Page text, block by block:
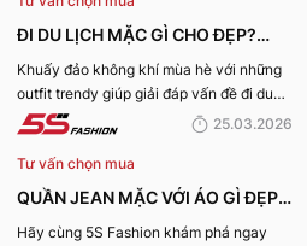
ĐI DU LỊCH MẶC GÌ CHO ĐẸP?
NHỮNG MÓN ĐỒ KHÔNG THỂ
THIẾU CHO CHUYẾN DU LỊCH
MÙA HÈ
Khuấy đảo không khí mùa hè với những
outfit trendy giúp giải đáp vấn đề đi du
lịch mặc gì cho đẹp qua bài viết dưới
25.03.2026
Tư vấn chọn mua
QUẦN JEAN MẶC VỚI ÁO GÌ ĐẸP?
15+ OUTFIT QUẦN JEANS PHỐI
Hãy cùng 5S Fashion khám phá ngay